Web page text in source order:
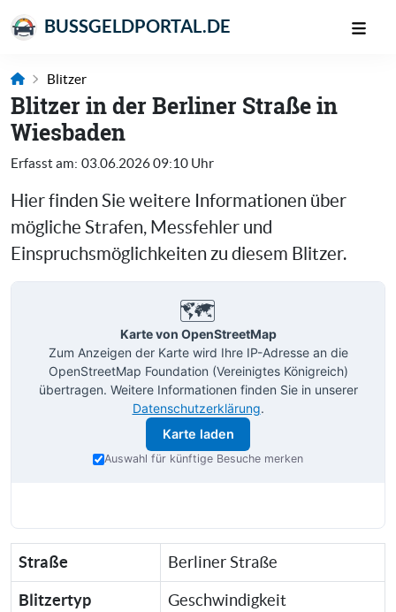
BUSSGELDPORTAL.DE
Blitzer
Blitzer in der Berliner Straße in
Wiesbaden
Erfasst am: 03.06.2026 09:10 Uhr
Hier finden Sie weitere Informationen über
mögliche Strafen, Messfehler und
Einspruchsmöglichkeiten zu diesem Blitzer.
🗺️
Karte von OpenStreetMap
Zum Anzeigen der Karte wird Ihre IP-Adresse an die
OpenStreetMap Foundation (Vereinigtes Königreich)
übertragen. Weitere Informationen finden Sie in unserer
Datenschutzerklärung.
Karte laden
Auswahl für künftige Besuche merken
Straße Berliner Straße
Blitzertyp Geschwindigkeit